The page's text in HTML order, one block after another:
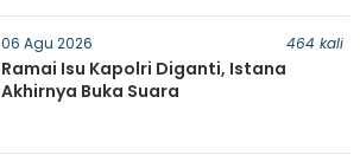
06 Agu 2026 464 kali
Ramai Isu Kapolri Diganti, Istana
Akhirnya Buka Suara